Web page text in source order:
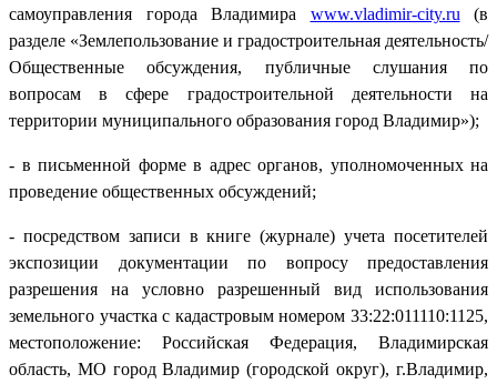
самоуправления города Владимира www.vladimir-city.ru (в
разделе «Землепользование и градостроительная деятельность/
Общественные обсуждения, публичные слушания по
вопросам в сфере градостроительной деятельности на
территории муниципального образования город Владимир»);
- в письменной форме в адрес органов, уполномоченных на
проведение общественных обсуждений;
- посредством записи в книге (журнале) учета посетителей
экспозиции документации по вопросу предоставления
разрешения на условно разрешенный вид использования
земельного участка с кадастровым номером 33:22:011110:1125,
местоположение: Российская Федерация, Владимирская
область, МО город Владимир (городской округ), г.Владимир,